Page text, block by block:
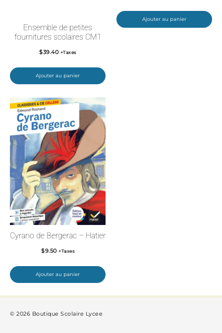
Ensemble de petites
fournitures scolaires CM1
$39.40 +Taxes
Ajouter au panier
Ajouter au panier
Cyrano de Bergerac – Hatier
$9.50 +Taxes
Ajouter au panier
© 2026 Boutique Scolaire Lycee